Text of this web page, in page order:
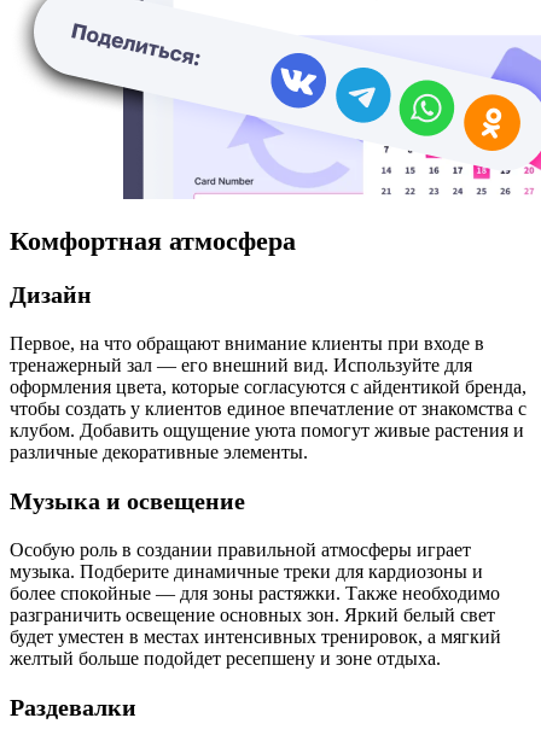
Комфортная атмосфера
Дизайн
Первое, на что обращают внимание клиенты при входе в
тренажерный зал — его внешний вид. Используйте для
оформления цвета, которые согласуются с айдентикой бренда,
чтобы создать у клиентов единое впечатление от знакомства с
клубом. Добавить ощущение уюта помогут живые растения и
различные декоративные элементы.
Музыка и освещение
Особую роль в создании правильной атмосферы играет
музыка. Подберите динамичные треки для кардиозоны и
более спокойные — для зоны растяжки. Также необходимо
разграничить освещение основных зон. Яркий белый свет
будет уместен в местах интенсивных тренировок, а мягкий
желтый больше подойдет ресепшену и зоне отдыха.
Раздевалки